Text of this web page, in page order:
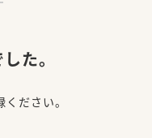
た。
ださい。